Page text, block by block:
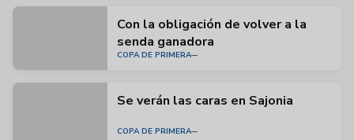
Con la obligación de volver a la
senda ganadora
COPA DE PRIMERA
Se verán las caras en Sajonia
COPA DE PRIMERA